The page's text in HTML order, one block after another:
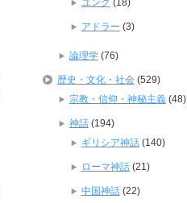
ユング(18)
アドラー (3)
論理学(76)
歴史・文化・社会(529)
宗教・信仰・神秘主義(48)
神話(194)
ギリシア神話(140)
ローマ神話(21)
中国神話(22)